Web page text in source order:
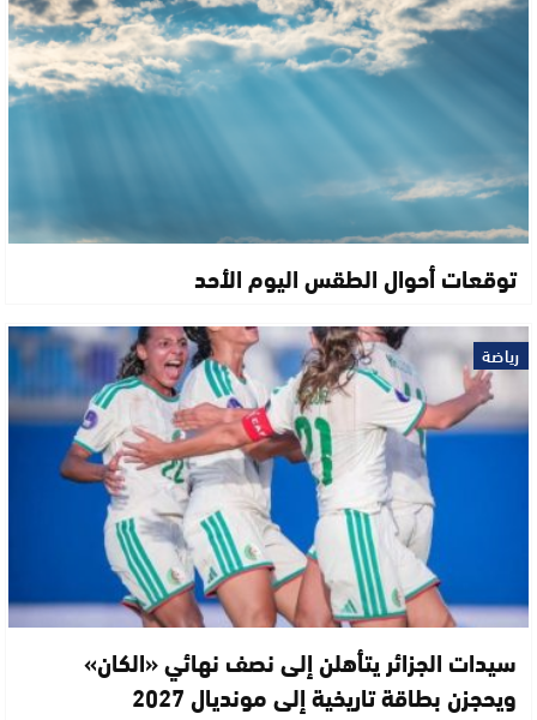
توقعات أحوال الطقس اليوم الأحد
رياضة
سيدات الجزائر يتأهلن إلى نصف نهائي «الكان»
ويحجزن بطاقة تاريخية إلى مونديال 2027